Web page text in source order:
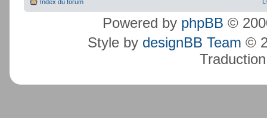
Index du forum
Powered by phpBB ©
Style by designBB Team ©